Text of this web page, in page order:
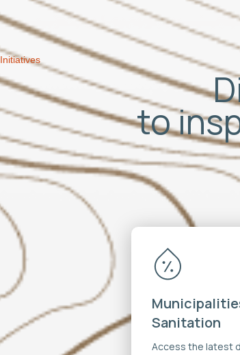
Initiatives
to
Sanitation
Access the latest